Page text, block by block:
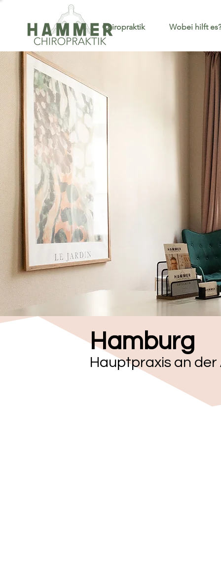
Chiropraktik Wobei hilft es?
Hamburg
Hauptpraxis an der